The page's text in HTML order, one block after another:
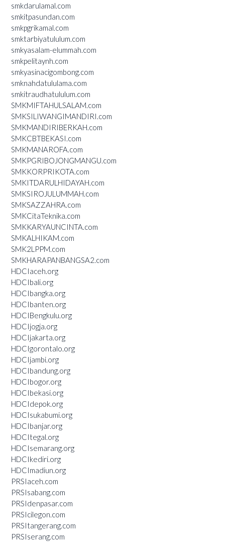
smkdarulamal.com
smkitpasundan.com
smkpgrikamal.com
smktarbiyatululum.com
smkyasalam-elummah.com
smkpelitaynh.com
smkyasinacigombong.com
smknahdatululama.com
smkitraudhatululum.com
SMKMIFTAHULSALAM.com
SMKSILIWANGIMANDIRI.com
SMKMANDIRIBERKAH.com
SMKCBTBEKASI.com
SMKMANAROFA.com
SMKPGRIBOJONGMANGU.com
SMKKORPRIKOTA.com
SMKITDARULHIDAYAH.com
SMKSIROJULUMMAH.com
SMKSAZZAHRA.com
SMKCitaTeknika.com
SMKKARYAUNCINTA.com
SMKALHIKAM.com
SMK2LPPM.com
SMKHARAPANBANGSA2.com
HDCIaceh.org
HDCIbali.org
HDCIbangka.org
HDCIbanten.org
HDCIBengkulu.org
HDCIjogja.org
HDCIjakarta.org
HDCIgorontalo.org
HDCIjambi.org
HDCIbandung.org
HDCIbogor.org
HDCIbekasi.org
HDCIdepok.org
HDCIsukabumi.org
HDCIbanjar.org
HDCItegal.org
HDCIsemarang.org
HDCIkediri.org
HDCImadiun.org
PRSIaceh.com
PRSIsabang.com
PRSIdenpasar.com
PRSIcilegon.com
PRSItangerang.com
PRSIserang.com